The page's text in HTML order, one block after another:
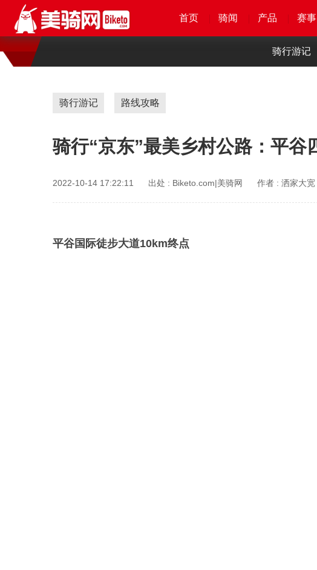
首页 骑闻 产品
首页 骑闻 产品 赛事
首页 骑闻 产品 赛事
首页 骑闻 产品 赛事
骑行游记
骑行游记 路线攻略
骑行“京东”最美乡村公路：平谷
2022-10-14 17:22:11 出处 : Biketo.com|美骑网 作者 : 洒家大宽
平谷国际徒步大道10km终点